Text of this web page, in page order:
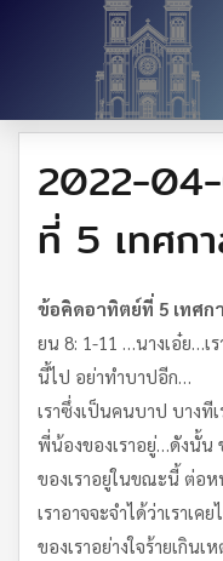
2022-
ที่ 5 เทศก
ข้อคิดอาทิตย์ที่ 5 เทศก
ยน 8: 1-11 …นางเอ๋ย…เ
นี้ไป อย่าทำบาปอีก…
เราซึ่งเป็นคนบาป บางที
พี่น้องของเราอยู่…ดังนั้น
ของเราอยู่ในขณะนี้ ต่อห
เราอาจจะจำได้ว่าเราเ
ของเราอย่างใจร้ายเกิน